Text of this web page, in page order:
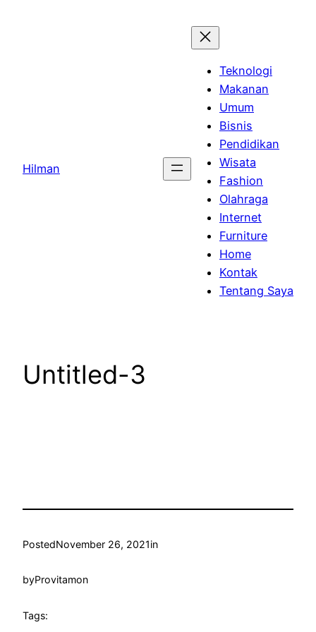
Hilman
Teknologi
Makanan
Umum
Bisnis
Pendidikan
Wisata
Fashion
Olahraga
Internet
Furniture
Home
Kontak
Tentang Saya
Untitled-3
PostedNovember 26, 2021in
byProvitamon
Tags: